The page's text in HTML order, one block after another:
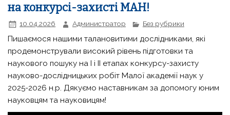
на конкурсі-захисті МАН!
10.04.2026 Администратор Без рубрики
Пишаємося нашими талановитими дослідниками, які
продемонстрували високий рівень підготовки та
наукового пошуку на І і ІІ етапах конкурсу-захисту
науково-дослідницьких робіт Малої академії наук у
2025-2026 н.р. Дякуємо наставникам за допомогу юним
науковцям та науковицям!